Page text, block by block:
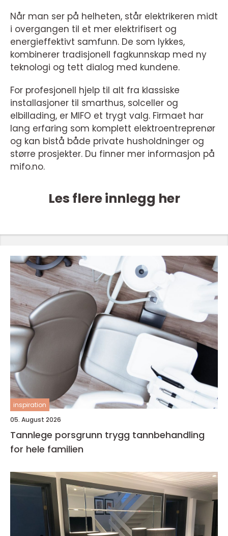
Når man ser på helheten, står elektrikeren midt
i overgangen til et mer elektrifisert og
energieffektivt samfunn. De som lykkes,
kombinerer tradisjonell fagkunnskap med ny
teknologi og tett dialog med kundene.
For profesjonell hjelp til alt fra klassiske
installasjoner til smarthus, solceller og
elbillading, er MIFO et trygt valg. Firmaet har
lang erfaring som komplett elektroentreprenør
og kan bistå både private husholdninger og
større prosjekter. Du finner mer informasjon på
mifo.no.
Les flere innlegg her
inspiration
05. August 2026
Tannlege porsgrunn trygg tannbehandling
for hele familien